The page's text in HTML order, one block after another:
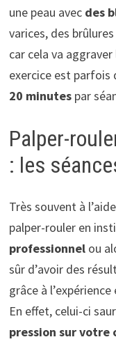
une peau avec des
varices, des
car cela va
exercice est
20 minutespar
Palper-
: les
Très souvent à l’aide
palper-rouler en
professionnelou
sûr d’avoir des
grâce à
En effet, celui-ci
pression sur votre